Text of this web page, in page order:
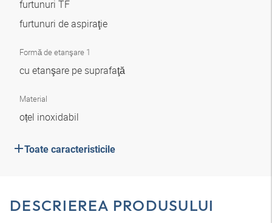
furtunuri TF
furtunuri de aspiraţie
Formă de etanşare 1
cu etanşare pe suprafaţă
Material
oțel inoxidabil
Toate caracteristicile
DESCRIEREA PRODUSULUI